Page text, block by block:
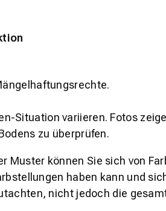
Situation variieren. Fotos
zu überprüfen.
Muster können Sie sich von
haben kann und
nicht jedoch die